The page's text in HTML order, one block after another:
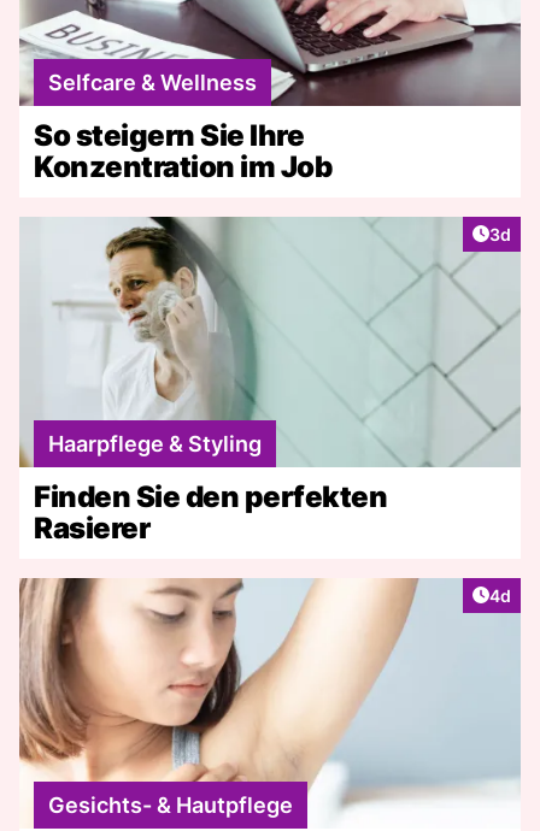
Selfcare & Wellness
So steigern Sie Ihre
Konzentration im Job
3d
Haarpflege & Styling
Finden Sie den perfekten
Rasierer
4d
Gesichts- & Hautpflege